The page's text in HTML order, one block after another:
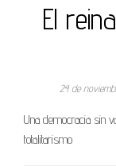
El
24 de
Una democracia sin
totalitarismo